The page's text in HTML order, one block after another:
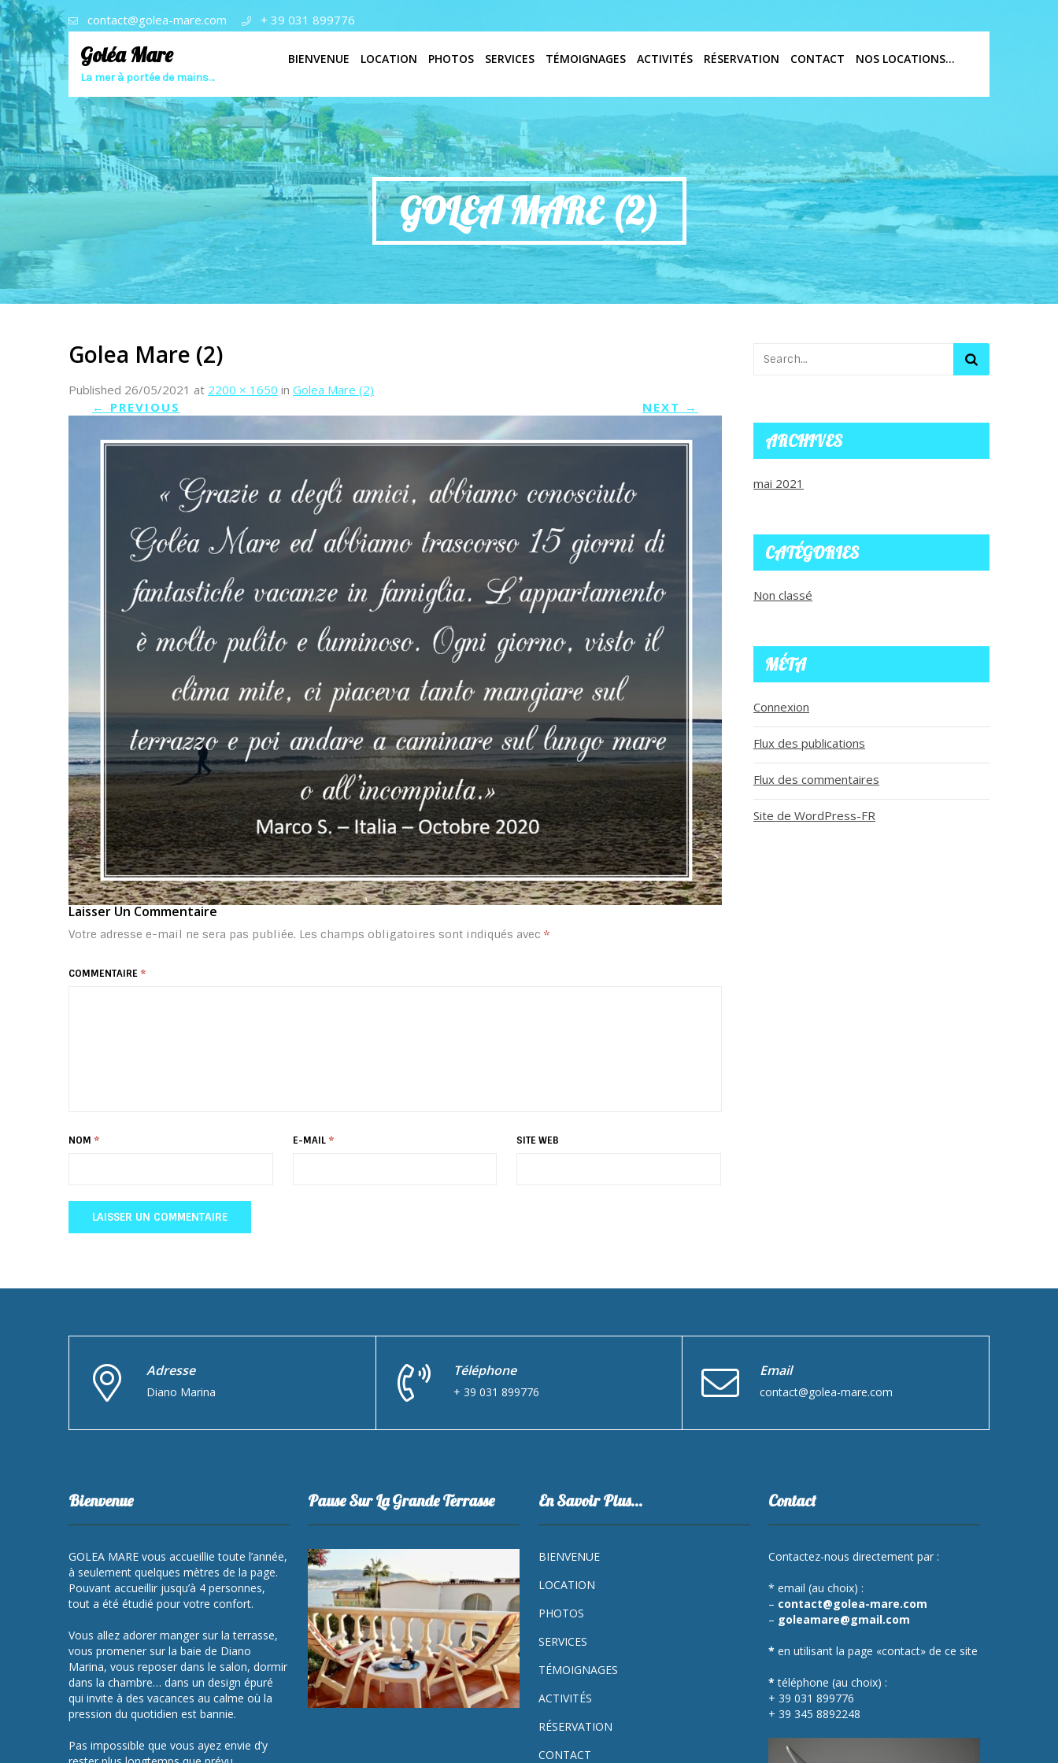
contact@golea-mare.com + 39 031 899776
Goléa Mare
La mer à portée de mains…
BIENVENUE LOCATION PHOTOS SERVICES TÉMOIGNAGES ACTIVITÉS RÉSERVATION CONTACT NOS LOCATIONS…
GOLEA MARE (2)
Golea Mare (2)
Published 26/05/2021 at 2200 × 1650 in Golea Mare (2)
← PREVIOUS NEXT →
Laisser Un Commentaire
Votre adresse e-mail ne sera pas publiée. Les champs obligatoires sont indiqués avec *
COMMENTAIRE *
NOM * E-MAIL * SITE WEB
ARCHIVES
mai 2021
CATÉGORIES
Non classé
MÉTA
Connexion
Flux des publications
Flux des commentaires
Site de WordPress-FR
Adresse
Diano Marina
Téléphone
+ 39 031 899776
Email
contact@golea-mare.com
Bienvenue
GOLEA MARE vous accueillie toute l’année,
à seulement quelques mètres de la page.
Pouvant accueillir jusqu’à 4 personnes,
tout a été étudié pour votre confort.
Vous allez adorer manger sur la terrasse,
vous promener sur la baie de Diano
Marina, vous reposer dans le salon, dormir
dans la chambre… dans un design épuré
qui invite à des vacances au calme où la
pression du quotidien est bannie.
Pas impossible que vous ayez envie d’y
Pause Sur La Grande Terrasse En Savoir Plus…
BIENVENUE
LOCATION
PHOTOS
SERVICES
TÉMOIGNAGES
ACTIVITÉS
RÉSERVATION
CONTACT
Contact
Contactez-nous directement par :
* email (au choix) :
– contact@golea-mare.com
– goleamare@gmail.com
* en utilisant la page «contact» de ce site
* téléphone (au choix) :
+ 39 031 899776
+ 39 345 8892248